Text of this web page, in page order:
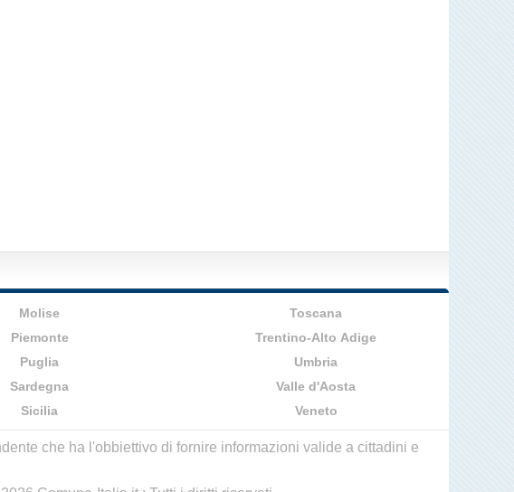
Molise
Piemonte
Puglia
Sardegna
Sicilia
Toscana
Trentino-Alto Adige
Umbria
Valle d'Aosta
Veneto
che ha l'obbiettivo di fornire informazioni valide a cittadini e